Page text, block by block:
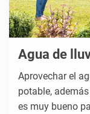
Agua de
Aprovechar el
potable,
es muy bueno